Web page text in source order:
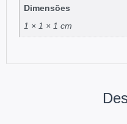
Dimensões
1 × 1 × 1 cm